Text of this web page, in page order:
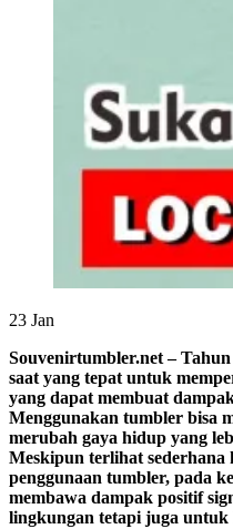
23 Jan
Souvenirtumbler.net –
saat yang tepat untuk
yang dapat membuat
Menggunakan tumbler bisa
merubah gaya hidup yang
Meskipun terlihat sederhana
penggunaan tumbler, pada
membawa dampak positif
lingkungan tetapi juga untuk